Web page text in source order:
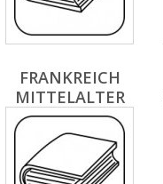
FRANKREICH
MITTELALTER